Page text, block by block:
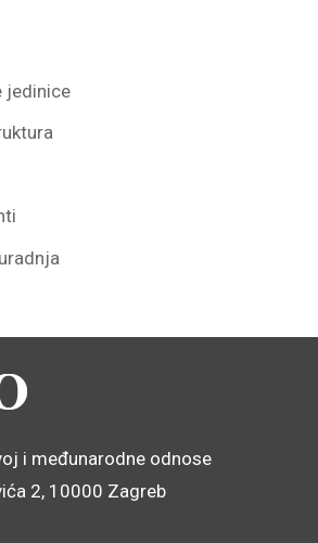
jedinice
i međunarodne odnose
2, 10000 Zagreb